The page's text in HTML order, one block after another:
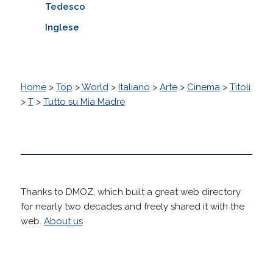
Tedesco
Inglese
Home> Top >World> Italiano > Arte> Cinema> Titoli
> T> Tutto su Mia Madre
Thanks to DMOZ, which built a great web directory
for nearly two decades and freely shared it with the
web. About us